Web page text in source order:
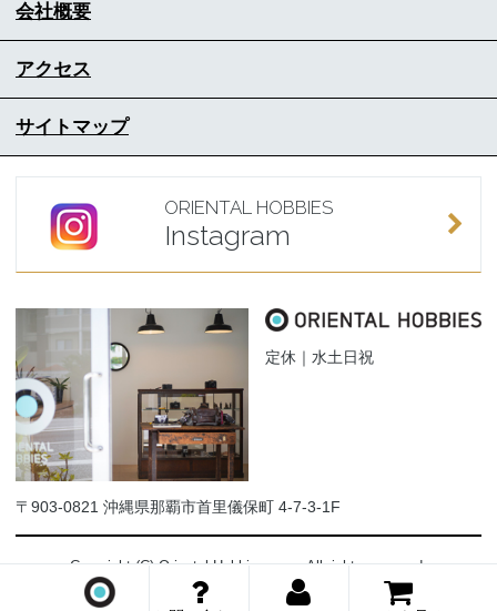
会社概要
アクセス
サイトマップ
ORIENTAL HOBBIES
Instagram
定休｜水土日祝
〒903-0821 沖縄県那覇市首里儀保町 4-7-3-1F
Copyright (C) Oriental-Hobbies.com. All rights reserved.